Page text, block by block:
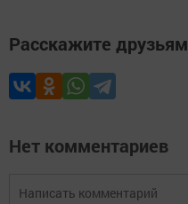
Расскажите друзьям
Нет комментариев